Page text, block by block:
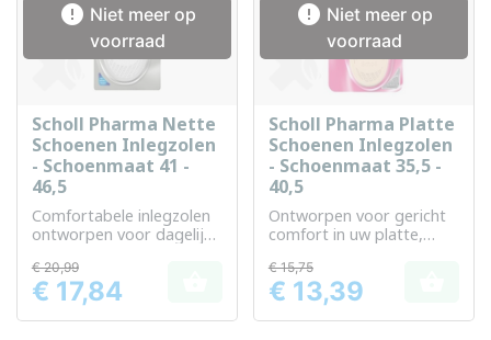
 Niet meer op
voorraad
Scholl Pharma Nette
Schoenen Inlegzolen
- Schoenmaat 41 -
46,5
Comfortabele inlegzolen
ontworpen voor dagelijks
omgevingen
Prijs
€ 20,99
€ 17,84
 Niet meer op
voorraad
Scholl Pharma Platte
Schoenen Inlegzolen
- Schoenmaat 35,5 -
40,5
Ontworpen voor gericht
comfort in uw platte,
Prijs
€ 15,75
€ 13,39